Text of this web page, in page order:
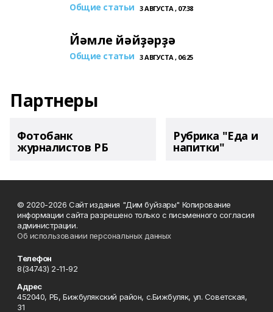
Общие статьи 3 АВГУСТА , 07:38
Йәмле йәйҙәрҙә
Общие статьи 3 АВГУСТА , 06:25
Партнеры
Фотобанк
журналистов РБ
Рубрика "Еда и
напитки"
© 2020-2026 Сайт издания "Дим буйзары" Копирование
информации сайта разрешено только с письменного согласия
администрации.
Об использовании персональных данных
Телефон
8(34743) 2-11-92
Адрес
452040, РБ, Бижбулякский район, с.Бижбуляк, ул. Советская,
31